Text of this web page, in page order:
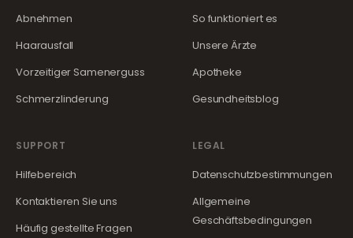
Abnehmen
Haarausfall
Vorzeitiger Samenerguss
Schmerzlinderung
So funktioniert es
Unsere Ärzte
Apotheke
Gesundheitsblog
SUPPORT
Hilfebereich
Kontaktieren Sie uns
Häufig gestellte Fragen
LEGAL
Datenschutzbestimmungen
Allgemeine
Geschäftsbedingungen